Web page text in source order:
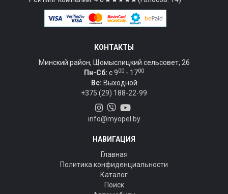
КОНТАКТЫ
Минский район, Щомыслицкий сельсовет, 26
Пн-Сб: c 900 - 1700
Вс: Выходной
+375 (29) 188-22-99
info@myopel.by
НАВИГАЦИЯ
Главная
Политика конфиденциальности
Каталог
Поиск